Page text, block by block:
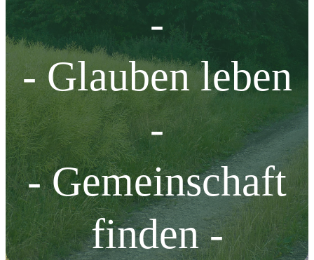
-
- Glauben leben
-
- Gemeinschaft
finden -